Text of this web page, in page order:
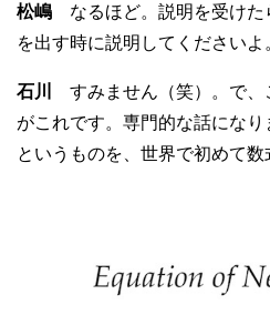
松嶋 なるほど。説明を受けた
を出す時に説明してくださいよ
石川
すみません（笑）。で、
がこれです。専門的な話にな
というものを、世界で初めて数